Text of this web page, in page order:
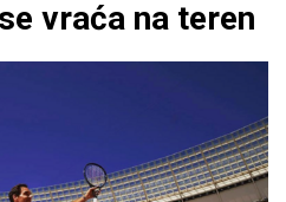
vraća na teren